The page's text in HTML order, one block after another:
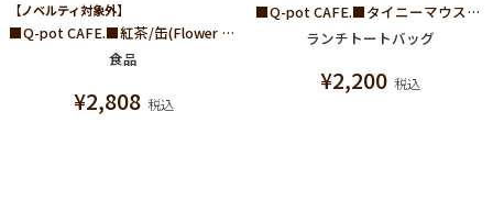
【ノベルティ対象外】
■Q-pot CAFE.■紅茶/缶(Flower Garden)
食品
¥2,808 税込
■Q-pot CAFE.■タイニーマウスランチトートバッグ(イエロー)
ランチトートバッグ
¥2,200 税込